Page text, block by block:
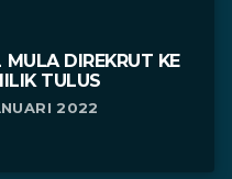
DIREKRUT KE
TULUS
2022